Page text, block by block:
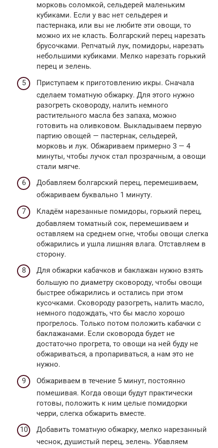
морковь соломкой, сельдерей маленьким
кубиками. Если у вас нет сельдерея и
пастернака, или вы не любите эти овощи, то
можно их не класть. Болгарский перец нарезать
брусочками. Репчатый лук, помидоры, нарезать
небольшими кубиками. Мелко нарезать горький
перец и зелень.
Приступаем к приготовлению икры. Сначала
сделаем томатную обжарку. Для этого нужно
разогреть сковороду, налить немного
растительного масла без запаха, можно
готовить на оливковом. Выкладываем первую
партию овощей — пастернак, сельдерей,
морковь и лук. Обжариваем примерно 3 — 4
минуты, чтобы лучок стал прозрачным, а овощи
стали мягче.
Добавляем болгарский перец, перемешиваем,
обжариваем буквально 1 минуту.
Кладём нарезанные помидоры, горький перец,
добавляем томатный сок, перемешиваем и
оставляем на среднем огне, чтобы овощи слегка
обжарились и ушла лишняя влага. Отставляем в
сторону.
Для обжарки кабачков и баклажан нужно взять
большую по диаметру сковороду, чтобы овощи
быстрее обжарились и остались при этом
кусочками. Сковороду разогреть, налить масло,
немного подождать, что бы масло хорошо
прогрелось. Только потом положить кабачки с
баклажанами. Если сковорода будет не
достаточно прогрета, то овощи на ней буду не
обжариваться, а пропариваться, а нам это не
нужно.
Обжариваем в течение 5 минут, постоянно
помешивая. Когда овощи будут практически
готовы, положить к ним целые помидорки
черри, слегка обжарить вместе.
Добавить томатную обжарку, мелко нарезанный
чеснок, душистый перец, зелень. Убавляем